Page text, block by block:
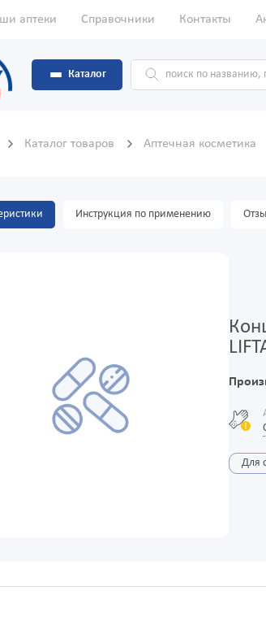
аптеки Справочники Контакты
Каталог
Каталог товаров Аптечная косметика
Инструкция по применению
Для